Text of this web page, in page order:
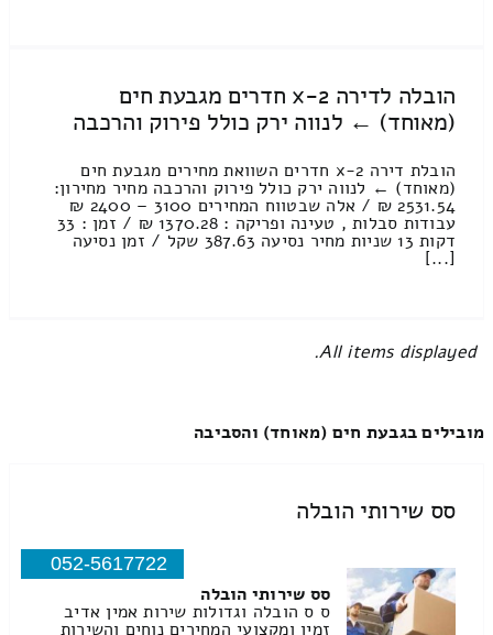
הובלה לדירה 2-x חדרים מגבעת חים
(מאוחד) ← לנווה ירק כולל פירוק והרכבה
הובלת דירה 2-x חדרים השוואת מחירים מגבעת חים
(מאוחד) ← לנווה ירק כולל פירוק והרכבה מחיר מחירון:
2531.54 ₪ / אלה שבטווח המחירים 3100 – 2400 ₪
עבודות סבלות , טעינה ופריקה : 1370.28 ₪ / זמן : 33
דקות 13 שניות מחיר נסיעה 387.63 שקל / זמן נסיעה
[...]
All items displayed.
מובילים בגבעת חים (מאוחד) והסביבה
סס שירותי הובלה
052-5617722
סס שירותי הובלה
ס ס הובלה וגדולות שירות אמין אדיב
זמין ומקצועי המחירים נוחים והשירות